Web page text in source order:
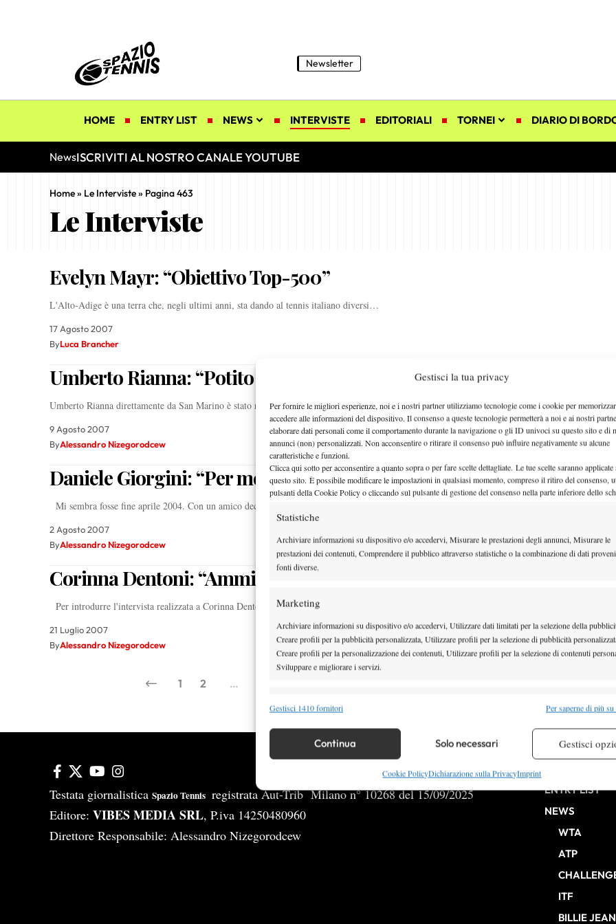
Gestisci la tua privacy
Per fornire le migliori esperienze, noi e i nostri partner utilizziamo tecnologie come i cookie per
accedere alle informazioni del dispositivo. Il consenso a queste tecnologie permetterà a noi e ai nostri
elaborare dati personali come il comportamento durante la navigazione o gli ID univoci su questo sito e di
annunci (non) personalizzati. Non acconsentire o ritirare il consenso può influire negativamente su alcune
caratteristiche e funzioni.
Clicca qui sotto per acconsentire a quanto sopra o per fare scelte dettagliate. Le tue scelte saranno applicate
questo sito. È possibile modificare le impostazioni in qualsiasi momento, compreso il ritiro del consenso,
pulsanti della Cookie Policy o cliccando sul pulsante di gestione del consenso nella parte inferiore dello
Statistiche
Archiviare informazioni su dispositivo e/o accedervi, Misurare le prestazioni degli annunci, Misurare le
prestazioni dei contenuti, Comprendere il pubblico attraverso statistiche o la combinazione di dati
fonti diverse.
Marketing
Archiviare informazioni su dispositivo e/o accedervi, Utilizzare dati limitati per la selezione della
Creare profili per la pubblicità personalizzata, Utilizzare profili per la selezione di pubblicità
Creare profili per la personalizzazione dei contenuti, Utilizzare profili per la selezione di contenuti
Sviluppare e migliorare i servizi.
Funzionalità
Identificare i dispositivi in base alle informazioni trasmesse automaticamente.
Garantire la sicurezza, prevenire e rilevare frodi, correggere errori,
Erogare e presentare pubblicità e contenuto, Salvare e comunicare le
scelte sulla privacy.
Gestisci 1410 fornitori Per saperne di più
Continua Solo necessari Gestisci
Cookie PolicyDichiarazione sulla PrivacyImprint
Newsletter
HOME ENTRY LIST NEWS INTERVISTE EDITORIALI TORNEI DIARIO DI
NewsISCRIVITI AL NOSTRO CANALE YOUTUBE
Home» Le Interviste» Pagina 463
Le Interviste
Evelyn Mayr: “Obiettivo Top-500”
L'Alto-Adige è una terra che, negli ultimi anni, sta dando al tennis italiano diversi…
17 Agosto 2007
ByLuca Brancher
Umberto Rianna: “Potito può fare molto bene sul cemento”
Umberto Rianna direttamente da San Marino è stato raggiunto dagli infallibili microfoni di "Ho…
9 Agosto 2007
ByAlessandro Nizegorodcew
Daniele Giorgini: “Per me la stagione comincia adesso”
Mi sembra fosse fine aprile 2004. Con un amico decido di andare a…
2 Agosto 2007
ByAlessandro Nizegorodcew
Corinna Dentoni: “Ammiro la Sharapova”
Per introdurre l'intervista realizzata a Corinna Dentoni ho recuperato le poche righe che…
21 Luglio 2007
ByAlessandro Nizegorodcew
1 2 …
Testata giornalistica Spazio Tennis registrata Aut-Trib Milano n° 10268 del 15/09/2025
Editore: VIBES MEDIA SRL, P.iva 14250480960
Direttore Responsabile: Alessandro Nizegorodcew
ENTRY LIST
NEWS
WTA
ATP
ITF
BILLIE